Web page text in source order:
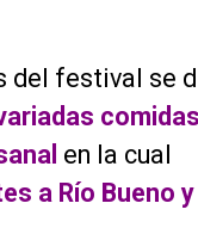
del festival se
en la cual
a Río Bueno y